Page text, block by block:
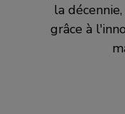
la
grâce à
obtenir